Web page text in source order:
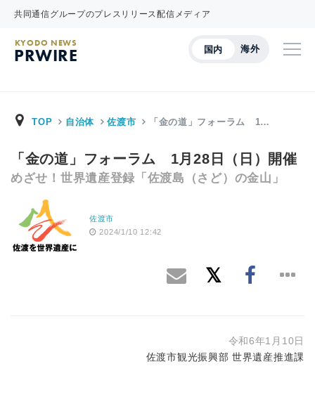
共同通信グループのプレスリリース配信メディア
国内 海外
KYODO NEWS
PRWIRE
TOP 自治体 佐渡市 「金の道」フォーラム 1…
「金の道」フォーラム 1月28日（日）開催
めざせ！世界遺産登録「佐渡島（さど）の金山」
佐渡市
2024/1/10 12:42
令和6年1月10日
佐渡市観光振興部 世界遺産推進課